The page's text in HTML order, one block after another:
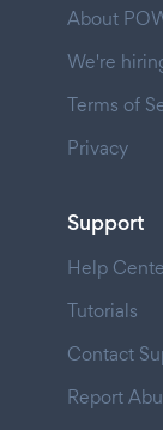
About
We're
Terms of
Privacy
Support
Help
Tutorials
Contact
Report